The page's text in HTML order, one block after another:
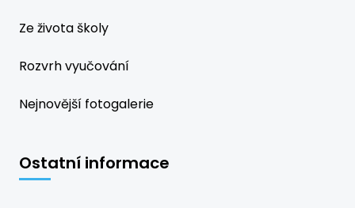
Ze života školy
Rozvrh vyučování
Nejnovější fotogalerie
Ostatní informace